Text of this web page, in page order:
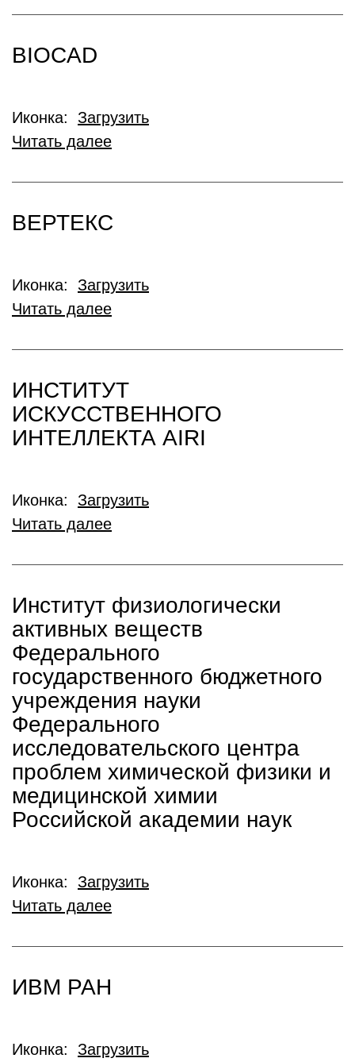
BIOCAD
Иконка: Загрузить
Читать далее
ВЕРТЕКС
Иконка: Загрузить
Читать далее
ИНСТИТУТ
ИСКУССТВЕННОГО
ИНТЕЛЛЕКТА AIRI
Иконка: Загрузить
Читать далее
Институт физиологически
активных веществ
Федерального
государственного бюджетного
учреждения науки
Федерального
исследовательского центра
проблем химической физики и
медицинской химии
Российской академии наук
Иконка: Загрузить
Читать далее
ИВМ РАН
Иконка: Загрузить